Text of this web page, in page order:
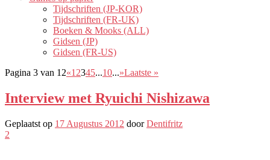
Tijdschriften (JP-KOR)
Tijdschriften (FR-UK)
Boeken & Mooks (ALL)
Gidsen (JP)
Gidsen (FR-US)
Pagina 3 van 12«1 2345...10...»Laatste »
Interview met Ryuichi Nishizawa
Geplaatst op 17 Augustus 2012 doorDentifritz
2